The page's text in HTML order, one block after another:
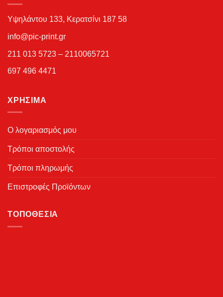
Υψηλάντου 133, Κερατσίνι 187 58
info@pic-print.gr
211 013 5723 – 2110065721
697 496 4471
ΧΡΉΣΙΜΑ
Ο λογαριασμός μου
Τρόποι αποστολής
Τρόποι πληρωμής
Επιστροφές Προϊόντων
ΤΟΠΟΘΕΣΊΑ